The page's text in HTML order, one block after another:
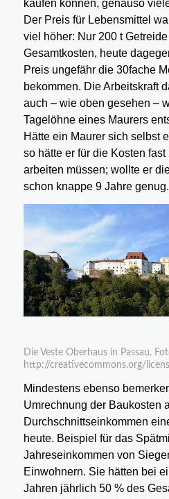
kaufen können, genauso
Der Preis für Lebensmittel
viel höher: Nur 200 t
Gesamtkosten, heute
Preis ungefähr die 30fache
bekommen. Die Arbeitskraft
auch – wie oben gesehen –
Tagelöhne eines Maurers
Hätte ein Maurer sich selbst
so hätte er für die Kosten
arbeiten müssen; wollte er
schon knappe 9 Jahre genug.
Die Veste Oberhaus in Passau.
http://creativecommons.org/
Mindestens ebenso
Umrechnung der Baukosten
Durchschnittseinkommen
heute. Beispiel für das
Jahreseinkommen von
Einwohnern. Sie hätten bei
Jahren jährlich 50 % des